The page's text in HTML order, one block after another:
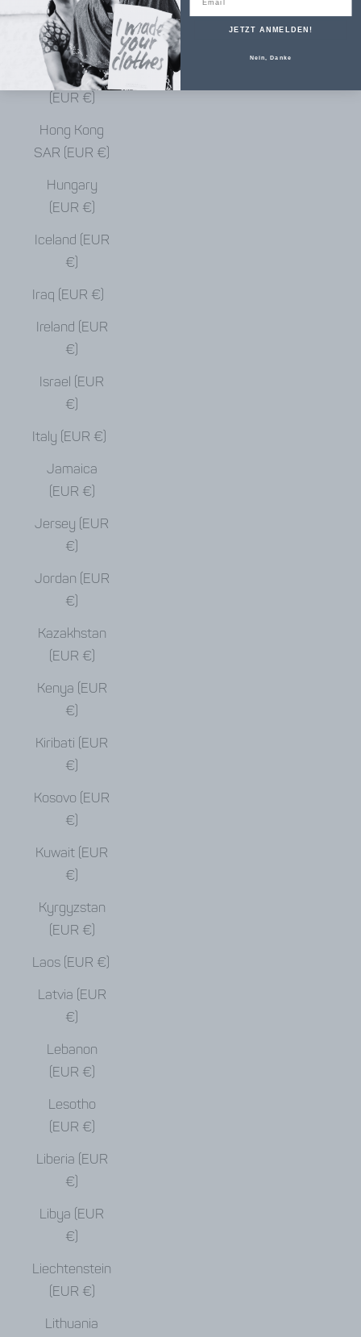
€)
Haiti (EUR €)
Honduras
(EUR €)
Hong Kong
SAR (EUR €)
Hungary
(EUR €)
Iceland (EUR
€)
Iraq (EUR €)
Ireland (EUR
€)
Israel (EUR
€)
Italy (EUR €)
Jamaica
(EUR €)
Jersey (EUR
€)
Jordan (EUR
€)
Kazakhstan
(EUR €)
Kenya (EUR
€)
Kiribati (EUR
€)
Kosovo (EUR
€)
Kuwait (EUR
€)
Kyrgyzstan
(EUR €)
Laos (EUR €)
Latvia (EUR
€)
Lebanon
(EUR €)
Lesotho
(EUR €)
Liberia (EUR
€)
Libya (EUR
€)
Liechtenstein
(EUR €)
Lithuania
JETZT ANMELDEN!
Nein, Danke